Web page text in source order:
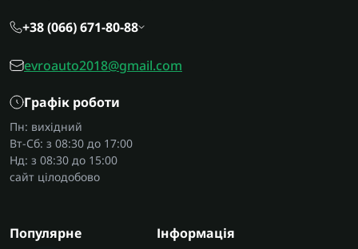
+38 (066) 671-80-88
evroauto2018@gmail.com
Графік роботи
Пн: вихідний
Вт-Сб: з 08:30 до 17:00
Нд: з 08:30 до 15:00
сайт цілодобово
Популярне Інформація